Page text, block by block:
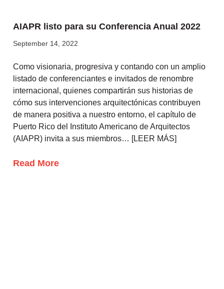
AIAPR listo para su Conferencia Anual 2022
September 14, 2022
Como visionaria, progresiva y contando con un amplio
listado de conferenciantes e invitados de renombre
internacional, quienes compartirán sus historias de
cómo sus intervenciones arquitectónicas contribuyen
de manera positiva a nuestro entorno, el capítulo de
Puerto Rico del Instituto Americano de Arquitectos
(AIAPR) invita a sus miembros… [LEER MÁS]
Read More